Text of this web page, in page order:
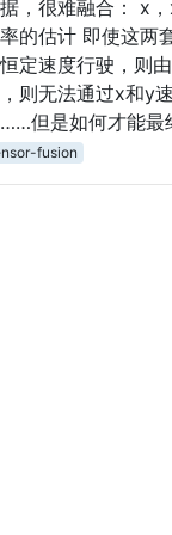
，很难融合： x
的估计 即使这两
定速度行驶，则
则无法通过x和y
但是如何才能
fusion